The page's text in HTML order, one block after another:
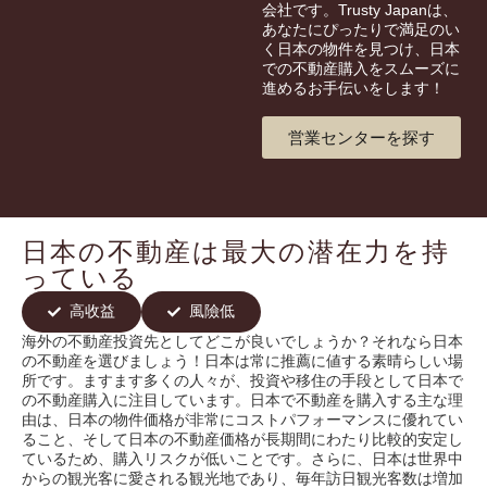
会社です。Trusty Japanは、
あなたにぴったりで満足のい
く日本の物件を見つけ、日本
での不動産購入をスムーズに
進めるお手伝いをします！
営業センターを探す
日本の不動産は最大の潜在力を持
っている
高收益
風險低
海外の不動産投資先としてどこが良いでしょうか？それなら日本
の不動産を選びましょう！日本は常に推薦に値する素晴らしい場
所です。ますます多くの人々が、投資や移住の手段として日本で
の不動産購入に注目しています。日本で不動産を購入する主な理
由は、日本の物件価格が非常にコストパフォーマンスに優れてい
ること、そして日本の不動産価格が長期間にわたり比較的安定し
ているため、購入リスクが低いことです。さらに、日本は世界中
からの観光客に愛される観光地であり、毎年訪日観光客数は増加